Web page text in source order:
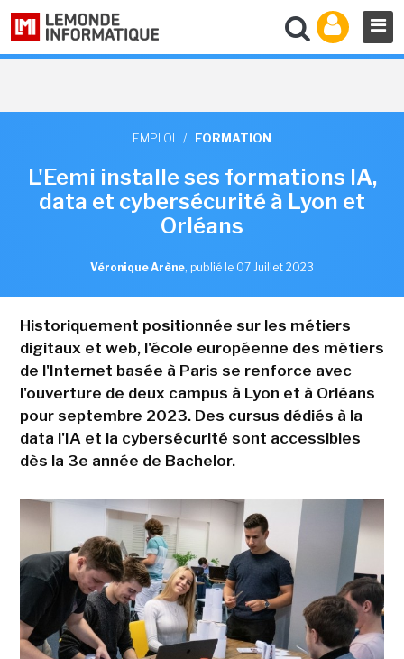
EMPLOI / FORMATION
L'Eemi installe ses formations IA,
data et cybersécurité à Lyon et
Orléans
Véronique Arène, publié le 07 Juillet 2023
Historiquement positionnée sur les métiers
digitaux et web, l'école européenne des métiers
de l'Internet basée à Paris se renforce avec
l'ouverture de deux campus à Lyon et à Orléans
pour septembre 2023. Des cursus dédiés à la
data l'IA et la cybersécurité sont accessibles
dès la 3e année de Bachelor.